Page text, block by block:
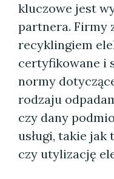
kluczowe jest
partnera. Firmy
recyklingiem
certyfikowane i
normy
rodzaju
czy dany
usługi, takie jak
czy utylizację